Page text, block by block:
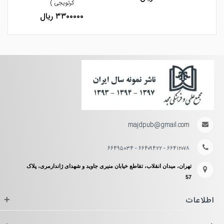
کرتویجی )
۳۳۰۰۰۰۰ ریال
majdpub@gmail.com
۶۶۴۱۲۰۷۸ - ۶۶۴۰۹۴۲۲ - ۶۶۴۹۵۰۳۴
تهران، میدان انقلاب، تقاطع خیابان منیری جاوید و شهدای ژاندارمری، پلاک
57
اطلاعات +